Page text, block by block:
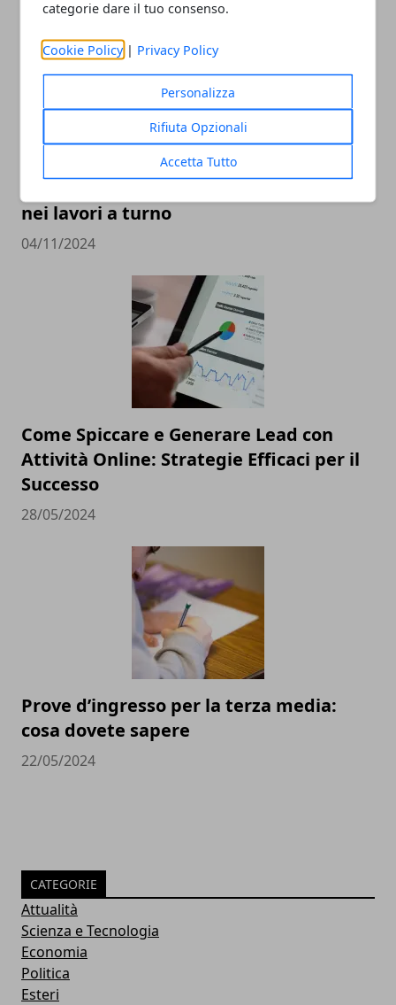
categorie dare il tuo consenso.
Cookie Policy | Privacy Policy
Personalizza
Rifiuta Opzionali
Accetta Tutto
L'importanza della salute e sicurezza
nei lavori a turno
04/11/2024
Come Spiccare e Generare Lead con
Attività Online: Strategie Efficaci per il
Successo
28/05/2024
Prove d’ingresso per la terza media:
cosa dovete sapere
22/05/2024
CATEGORIE
Attualità
Scienza e Tecnologia
Economia
Politica
Esteri